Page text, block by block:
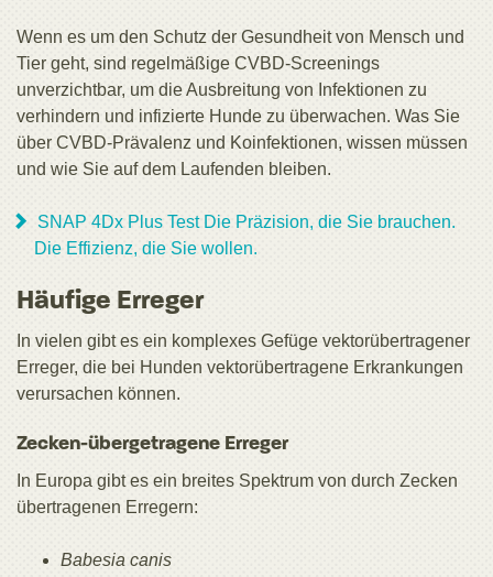
Wenn es um den Schutz der Gesundheit von Mensch und
Tier geht, sind regelmäßige CVBD-Screenings
unverzichtbar, um die Ausbreitung von Infektionen zu
verhindern und infizierte Hunde zu überwachen. Was Sie
über CVBD-Prävalenz und Koinfektionen, wissen müssen
und wie Sie auf dem Laufenden bleiben.
SNAP 4Dx Plus Test Die Präzision, die Sie brauchen.
Die Effizienz, die Sie wollen.
Häufige Erreger
In vielen gibt es ein komplexes Gefüge vektorübertragener
Erreger, die bei Hunden vektorübertragene Erkrankungen
verursachen können.
Zecken-übergetragene Erreger
In Europa gibt es ein breites Spektrum von durch Zecken
übertragenen Erregern:
Babesia canis